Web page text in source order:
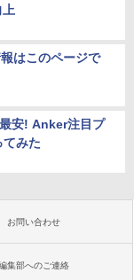
上
はこのページで
安! Anker注目プ
てみた
お問い合わせ
集部へのご連絡